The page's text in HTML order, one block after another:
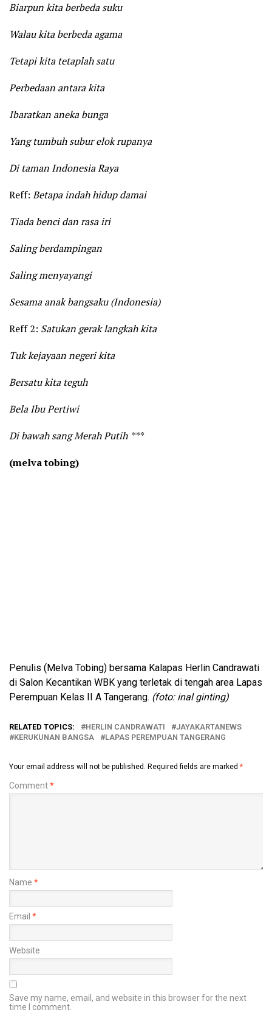
Biarpun kita berbeda suku
Walau kita berbeda agama
Tetapi kita tetaplah satu
Perbedaan antara kita
Ibaratkan aneka bunga
Yang tumbuh subur elok rupanya
Di taman Indonesia Raya
Reff: Betapa indah hidup damai
Tiada benci dan rasa iri
Saling berdampingan
Saling menyayangi
Sesama anak bangsaku (Indonesia)
Reff 2: Satukan gerak langkah kita
Tuk kejayaan negeri kita
Bersatu kita teguh
Bela Ibu Pertiwi
Di bawah sang Merah Putih***
(melva tobing)
Penulis (Melva Tobing) bersama Kalapas Herlin Candrawati
di Salon Kecantikan WBK yang terletak di tengah area Lapas
Perempuan Kelas II A Tangerang. (foto: inal ginting)
RELATED TOPICS: HERLIN CANDRAWATI
JAYAKARTANEWS
KERUKUNAN BANGSA
LAPAS PEREMPUAN TANGERANG
Your email address will not be published. Required fields are marked *
Comment*
Name *
Email *
Website
Save my name, email, and website in this browser for the next
time I comment.